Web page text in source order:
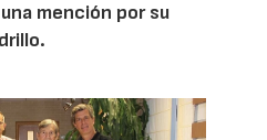
mención por su